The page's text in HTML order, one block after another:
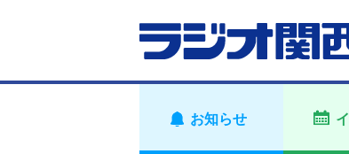
お知らせ